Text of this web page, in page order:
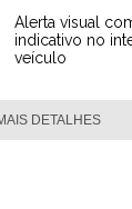
Alerta visual
indicativo no
veículo
DETALHES